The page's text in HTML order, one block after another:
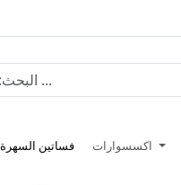
فساتين السهرة